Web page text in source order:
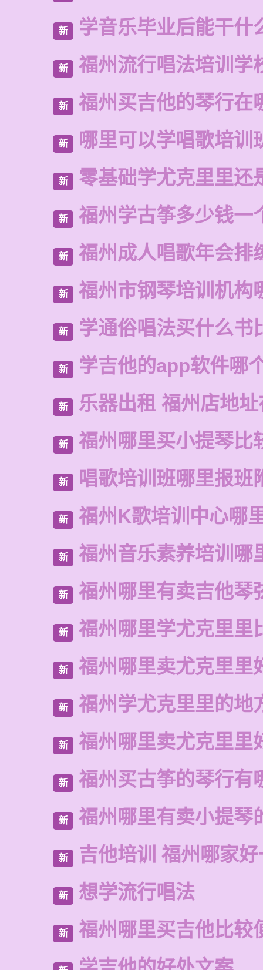
新 学音乐毕业后能干什
新 福州流行唱法培训学
新 福州买吉他的琴行在
新 哪里可以学唱歌培训
新 零基础学尤克里里还
新 福州学古筝多少钱一
新 福州成人唱歌年会排
新 福州市钢琴培训机构
新 学通俗唱法买什么书
新 学吉他的app软件哪
新 乐器出租 福州店地
新 福州哪里买小提琴比
新 唱歌培训班哪里报班
新 福州K歌培训中心哪
新 福州音乐素养培训哪
新 福州哪里有卖吉他琴
新 福州哪里学尤克里里
新 福州哪里卖尤克里里
新 福州学尤克里里的地
新 福州哪里卖尤克里里
新 福州买古筝的琴行有
新 福州哪里有卖小提琴
新 吉他培训 福州哪家
新 想学流行唱法
新 福州哪里买吉他比较